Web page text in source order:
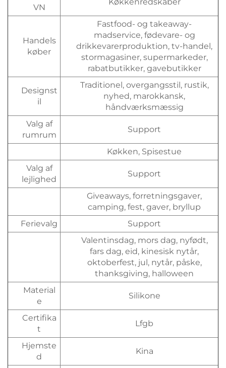
VN
Handels
køber
Fastfood- og takeaway-
madservice, fødevare- og
drikkevarerproduktion, tv-handel,
stormagasiner, supermarkeder,
rabatbutikker, gavebutikker
Designst
il
Traditionel, overgangsstil, rustik,
nyhed, marokkansk,
håndværksmæssig
Valg af
rumrum
Support
Køkken, Spisestue
Valg af
lejlighed
Support
Giveaways, forretningsgaver,
camping, fest, gaver, bryllup
Ferievalg
Support
Valentinsdag, mors dag, nyfødt,
fars dag, eid, kinesisk nytår,
oktoberfest, jul, nytår, påske,
thanksgiving, halloween
Material
e
Silikone
Certifika
t
Lfgb
Hjemste
d
Kina